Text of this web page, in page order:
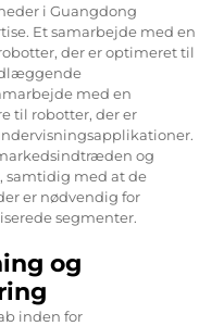
i Guangdong
Et samarbejde med en
der er optimeret til
med en
til robotter, der er
og
samtidig med at de
er nødvendig for
segmenter.
og
inden for